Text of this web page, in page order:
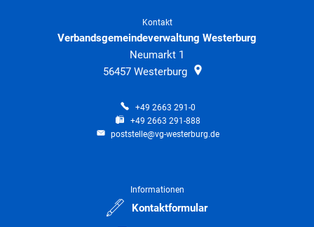
Kontakt
Verbandsgemeindeverwaltung Westerburg
Neumarkt 1
56457 Westerburg
+49 2663 291-0
+49 2663 291-888
poststelle@vg-westerburg.de
Informationen
Kontaktformular